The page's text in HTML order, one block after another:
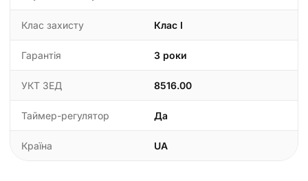
Клас захисту Клас I
Гарантія 3 роки
УКТ ЗЕД 8516.00
Таймер-регулятор Да
Країна UA